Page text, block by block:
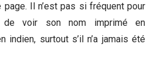
Il n’est pas si fréquent pour
de voir son nom imprimé en
indien, surtout s’il n’a jamais été